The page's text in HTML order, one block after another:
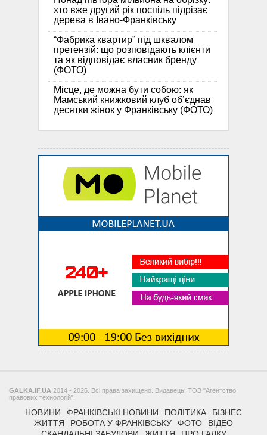
хто вже другий рік поспіль підрізає
дерева в Івано-Франківську
“Фабрика квартир” під шквалом
претензій: що розповідають клієнти
та як відповідає власник бренду
(ФОТО)
Місце, де можна бути собою: як
Мамський книжковий клуб об’єднав
десятки жінок у Франківську (ФОТО)
GALKA.IF.UA 2014 - 2026. Всі права захищено. Видавець: ТОВ "Агентство
правових технологій".
НОВИНИ ФРАНКІВСЬКІ НОВИНИ ПОЛІТИКА
БІЗНЕС
ЖИТТЯ
РОБОТА У ФРАНКІВСЬКУ ФОТО
ВІДЕО